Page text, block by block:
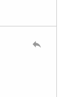
reply